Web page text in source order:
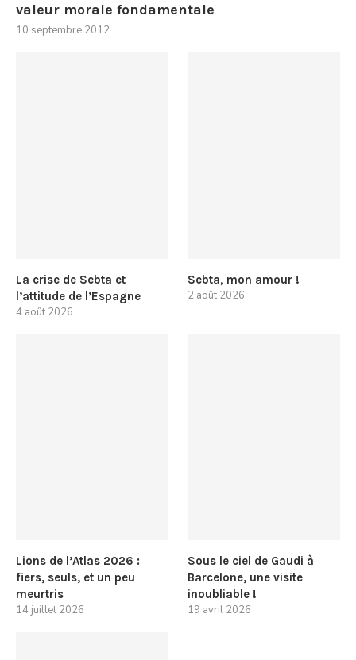
valeur morale fondamentale
10 septembre 2012
La crise de Sebta et
l’attitude de l’Espagne
4 août 2026
Sebta, mon amour !
2 août 2026
Lions de l’Atlas 2026 :
fiers, seuls, et un peu
meurtris
14 juillet 2026
Sous le ciel de Gaudi à
Barcelone, une visite
inoubliable !
19 avril 2026